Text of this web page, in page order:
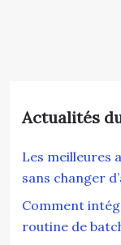
Actualités
Les meilleures
sans changer
Comment
routine de